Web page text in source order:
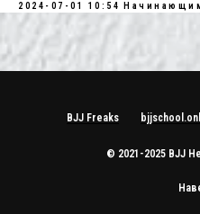
2024-07-01 10:54
BJJ Freaks
© 2021-2025 BJJ